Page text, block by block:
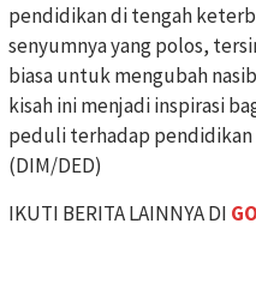
pendidikan di tengah
senyumnya yang polos,
biasa untuk mengubah
kisah ini menjadi inspirasi
peduli terhadap pendidikan
(DIM/DED)
IKUTI BERITA LAINNYA DI